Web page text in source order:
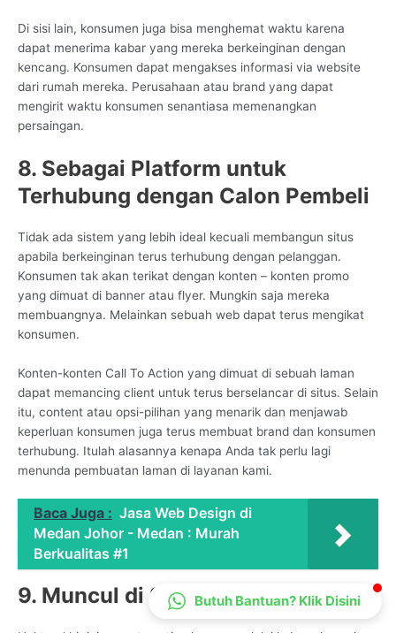
Di sisi lain, konsumen juga bisa menghemat waktu karena
dapat menerima kabar yang mereka berkeinginan dengan
kencang. Konsumen dapat mengakses informasi via website
dari rumah mereka. Perusahaan atau brand yang dapat
mengirit waktu konsumen senantiasa memenangkan
persaingan.
8. Sebagai Platform untuk
Terhubung dengan Calon Pembeli
Tidak ada sistem yang lebih ideal kecuali membangun situs
apabila berkeinginan terus terhubung dengan pelanggan.
Konsumen tak akan terikat dengan konten – konten promo
yang dimuat di banner atau flyer. Mungkin saja mereka
membuangnya. Melainkan sebuah web dapat terus mengikat
konsumen.
Konten-konten Call To Action yang dimuat di sebuah laman
dapat memancing client untuk terus berselancar di situs. Selain
itu, content atau opsi-pilihan yang menarik dan menjawab
keperluan konsumen juga terus membuat brand dan konsumen
terhubung. Itulah alasannya kenapa Anda tak perlu lagi
menunda pembuatan laman di layanan kami.
Baca Juga : Jasa Web Design di
Medan Johor - Medan : Murah
Berkualitas #1
9. Muncul di Search Engine
CS Lenteraweb
Online
Butuh Bantuan? Klik Disini